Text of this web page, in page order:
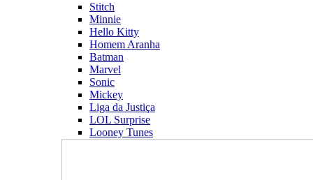
Stitch
Minnie
Hello Kitty
Homem Aranha
Batman
Marvel
Sonic
Mickey
Liga da Justiça
LOL Surprise
Looney Tunes